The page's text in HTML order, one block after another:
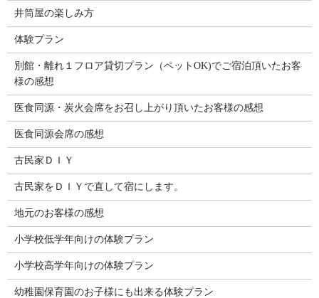
井筒屋の楽しみ方
体験プラン
別館・離れ１フロア貸切プラン（ペットOK)でご宿泊頂いたお客
様の感想
医食同源・炭火会席をお召し上がり頂いたお客様の感想
医食同源会席の感想
古民家ＤＩＹ
古民家をＤＩＹで直して宿にします。
地元のお客様の感想
小学校低学年向けの体験プラン
小学校高学年向けの体験プラン
幼稚園保育園のお子様にも出来る体験プラン